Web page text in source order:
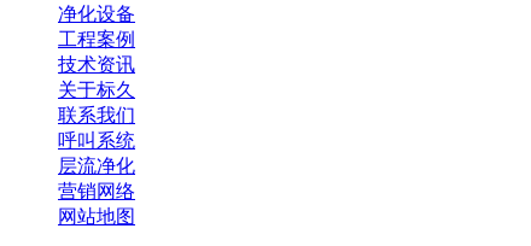
净化设备
工程案例
技术资讯
关于标久
联系我们
呼叫系统
层流净化
营销网络
网站地图